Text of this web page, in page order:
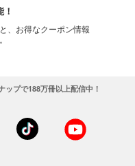
、お得なクーポン情報
プで188万冊以上配信中！